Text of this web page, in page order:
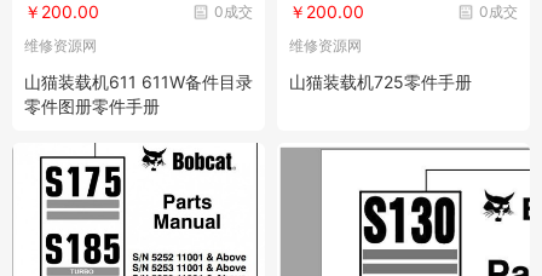
0成交
￥200.00
维修资源网
山猫装载机611 611W备件目录
零件图册零件手册
0成交
￥200.00
维修资源网
山猫装载机725零件手册